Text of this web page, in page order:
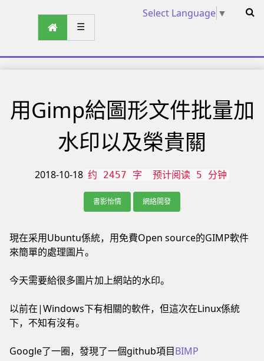
Select Language ▼
☰
用Gimp給圖形文件批量加
水印以及榮貴關
2018-10-18 约 2457 字 预计阅读 5 分钟
書影怡情 網絡開發
現在采用Ubuntu係統，用免費Open source的GIMP軟件
來簡單的處理圖片。
今天需要給很多圖片加上網站的水印。
以前在|Windows下有相關的軟件，但這次在Linux係統
下，不知有沒有。
Google了一圈，發現了一個github項目BIMP